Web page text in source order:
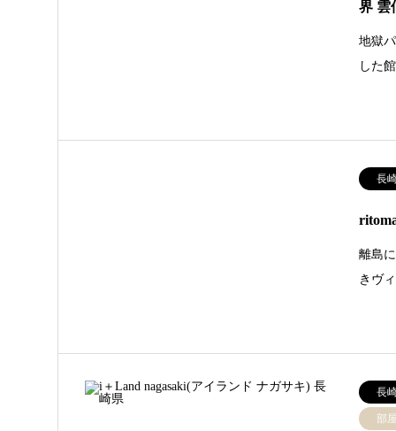
界 雲
地獄
した
長
離島
きヴ
長
部